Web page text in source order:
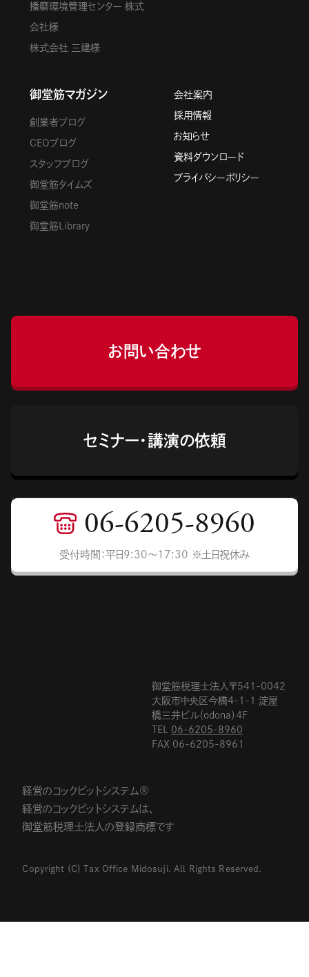
播磨環境管理センター 株式
会社様
株式会社 三建様
御堂筋マガジン
創業者ブログ
CEOブログ
スタッフブログ
御堂筋タイムズ
御堂筋note
御堂筋Library
会社案内
採用情報
お知らせ
資料ダウンロード
プライバシーポリシー
お問い合わせ
セミナー・講演の依頼
06-6205-8960
受付時間：平日9:30〜17:30 ※土日祝休み
御堂筋税理士法人〒541-0042
大阪市中央区今橋4-1-1 淀屋
橋三井ビル（odona）4F
TEL 06-6205-8960
FAX 06-6205-8961
経営のコックピットシステム®
経営のコックピットシステムは、
御堂筋税理士法人の登録商標です
Copyright (C) Tax Office Midosuji. All Rights Reserved.